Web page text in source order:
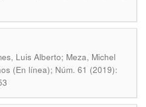
Luis Alberto; Meza, Michel
(En línea); Núm. 61 (2019):